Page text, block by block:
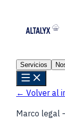
Servicios
← Volver al
Marco legal